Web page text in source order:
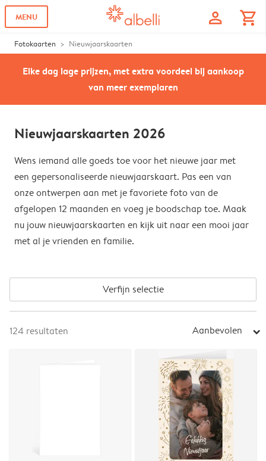
MENU profile shopping_cart
Fotokaarten Nieuwjaarskaarten
Elke dag lage prijzen, met extra voordeel bij aankoop
van meer exemplaren
Nieuwjaarskaarten 2026
Wens iemand alle goeds toe voor het nieuwe jaar met
een gepersonaliseerde nieuwjaarskaart. Pas een van
onze ontwerpen aan met je favoriete foto van de
afgelopen 12 maanden en voeg je boodschap toe. Maak
nu jouw nieuwjaarskaarten en kijk uit naar een mooi jaar
met al je vrienden en familie.
Verfijn selectie
124 resultaten Aanbevolen arrow_right